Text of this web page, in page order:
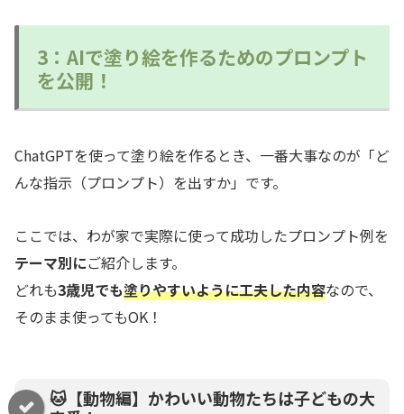
3：AIで塗り絵を作るためのプロンプト
を公開！
ChatGPTを使って塗り絵を作るとき、一番大事なのが「ど
んな指示（プロンプト）を出すか」です。
ここでは、わが家で実際に使って成功したプロンプト例を
テーマ別にご紹介します。
どれも3歳児でも塗りやすいように工夫した内容なので、
そのまま使ってもOK！
🐱【動物編】かわいい動物たちは子どもの大